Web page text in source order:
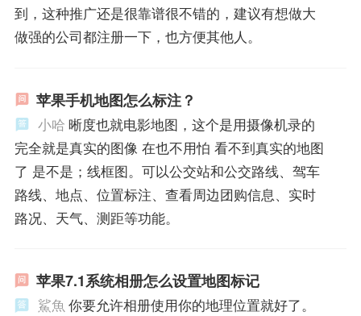
到，这种推广还是很靠谱很不错的，建议有想做大
做强的公司都注册一下，也方便其他人。
苹果手机地图怎么标注？
小哈 晰度也就电影地图，这个是用摄像机录的
完全就是真实的图像 在也不用怕 看不到真实的地图
了 是不是；线框图。可以公交站和公交路线、驾车
路线、地点、位置标注、查看周边团购信息、实时
路况、天气、测距等功能。
苹果7.1系统相册怎么设置地图标记
鯊魚 你要允许相册使用你的地理位置就好了。